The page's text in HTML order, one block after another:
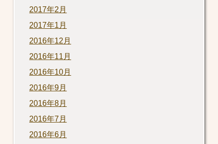
2017年2月
2017年1月
2016年12月
2016年11月
2016年10月
2016年9月
2016年8月
2016年7月
2016年6月